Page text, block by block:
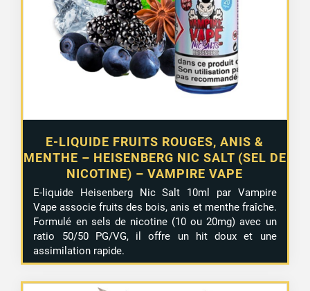
E-LIQUIDE FRUITS ROUGES, ANIS &
MENTHE – HEISENBERG NIC SALT (SEL DE
NICOTINE) – VAMPIRE VAPE
E-liquide Heisenberg Nic Salt 10ml par Vampire
Vape associe fruits des bois, anis et menthe fraîche.
Formulé en sels de nicotine (10 ou 20mg) avec un
ratio 50/50 PG/VG, il offre un hit doux et une
assimilation rapide.